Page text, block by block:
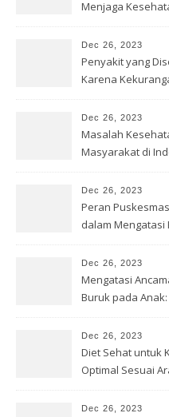
Menjaga
Dec 26, 2023
Penyakit yang
Karena
Dec 26, 2023
Masalah
Masyarakat di
Dec 26, 2023
Peran
dalam Mengatasi
Dec 26, 2023
Mengatasi
Buruk pada
Dec 26, 2023
Diet Sehat untuk
Optimal Sesuai
Dec 26, 2023